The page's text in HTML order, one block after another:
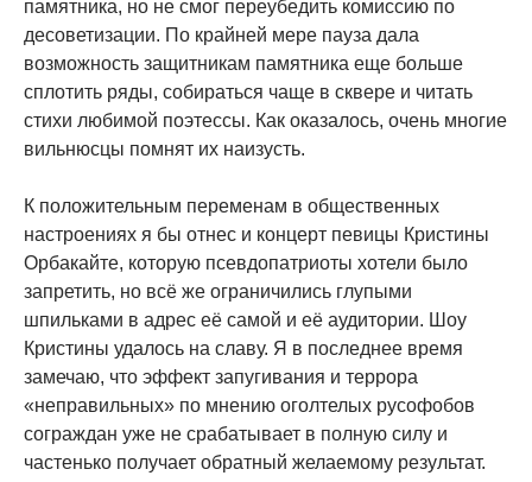
памятника, но не смог переубедить комиссию по
десоветизации. По крайней мере пауза дала
возможность защитникам памятника еще больше
сплотить ряды, собираться чаще в сквере и читать
стихи любимой поэтессы. Как оказалось, очень многие
вильнюсцы помнят их наизусть.
К положительным переменам в общественных
настроениях я бы отнес и концерт певицы Кристины
Орбакайте, которую псевдопатриоты хотели было
запретить, но всё же ограничились глупыми
шпильками в адрес её самой и её аудитории. Шоу
Кристины удалось на славу. Я в последнее время
замечаю, что эффект запугивания и террора
«неправильных» по мнению оголтелых русофобов
сограждан уже не срабатывает в полную силу и
частенько получает обратный желаемому результат.